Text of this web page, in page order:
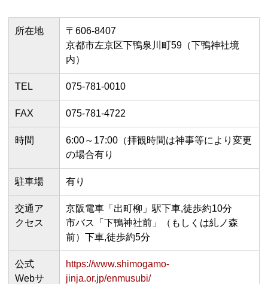
所在地
〒606-8407
京都市左京区下鴨泉川町59（下鴨神社境
内）
TEL 075-781-0010
FAX 075-781-4722
時間
6:00～17:00（拝観時間は神事等により変更
の場合有り
駐車場 有り
交通ア
クセス
京阪電車「出町柳」駅下車,徒歩約10分
市バス「下鴨神社前」（もしくは糺ノ森
前）下車,徒歩約5分
公式
Webサ
https://www.shimogamo-
jinja.or.jp/enmusubi/